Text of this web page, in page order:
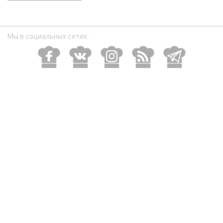
Мы в социальных сетях: